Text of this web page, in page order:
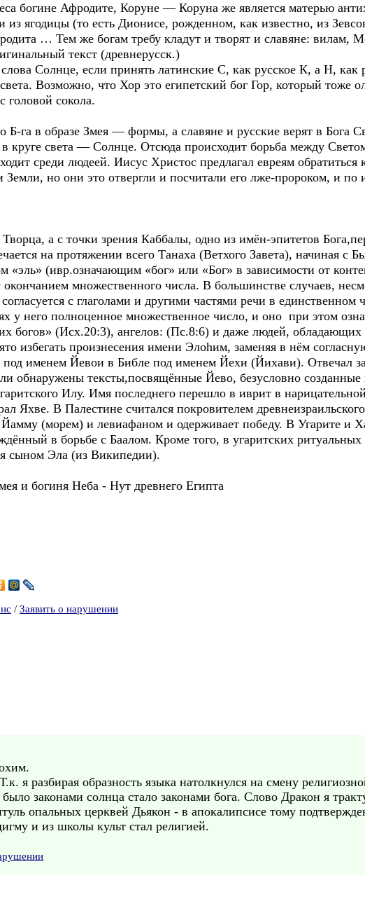
богине Афродите, Коруне — Коруна же является матерью
ягодицы (то есть Дионисе, рожденном, как известно, из
… Тем же богам требу кладут и творят и славяне: вилам,
текст (древнерусск.)
Солнце, если принять латинские С, как русское К, а Н, как
Возможно, что Хор это египетский бог Гор, который тоже
головой сокола.
Б-га в образе Змея — формы, а славяне и русские верят в Бога
круге света — Солнце. Отсюда происходит борьба между
среди людеей. Иисус Христос предлагал евреям обратиться
но они это отвергли и посчитали его лже-пророком, и по
а с точки зрения Каббалы, одно из имён-эпитетов
на протяжении всего Танаха (Ветхого Завета), начиная с
«эль» (ивр.означающим «бог» или «Бог» в зависимости от
множественного числа. В большинстве случаев,
с глаголами и другими частями речи в единственном
у него полноценное множественное число, и оно при этом
богов» (Исх.20:3), ангелов: (Пс.8:6) и даже людей, обладающих
избегать произнесения имени Элоhим, заменяя в нём
именем Йевои в Библе под именем Йехи (Йихави). Отвечал
обнаружены тексты,посвящённые Йево, безусловно
Илу. Имя последнего перешло в иврит в
Яхве. В Палестине считался покровителем
(морем) и левиафаном и одерживает победу. В Угарите и
в борьбе с Баалом. Кроме того, в угаритских
сыном Эла (из Википедии).
и богиня Неба - Нут древнего Египта
/ Заявить о нарушении
я разбирая образность языка натолкнулся на смену
законами солнца стало законами бога. Слово Дракон я
опальных церквей Дьякон - в апокалипсисе тому
и из школы культ стал религией.